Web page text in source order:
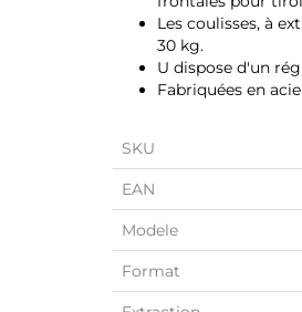
Les coulisses, à
30 kg.
U dispose d'un
Fabriquées en
SKU
EAN
Modele
Format